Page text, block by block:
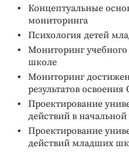
Концептуальные
мониторинга
Психология детей
Мониторинг
школе
Мониторинг
результатов
Проектирование
действий в
Проектирование
действий младших